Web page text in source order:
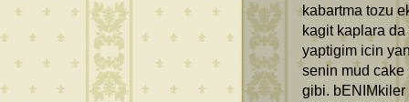
kabartma tozu
kagit kaplara
yaptigim icin
senin mud
gibi.